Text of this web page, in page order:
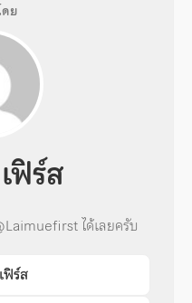
ย
ฟิร์ส
ได้เลยครับ
ฟิร์ส